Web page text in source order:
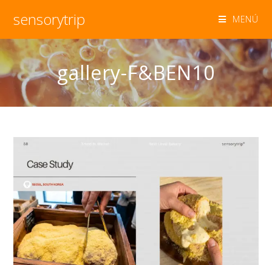
sensorytrip MENÚ
gallery-F&BEN10